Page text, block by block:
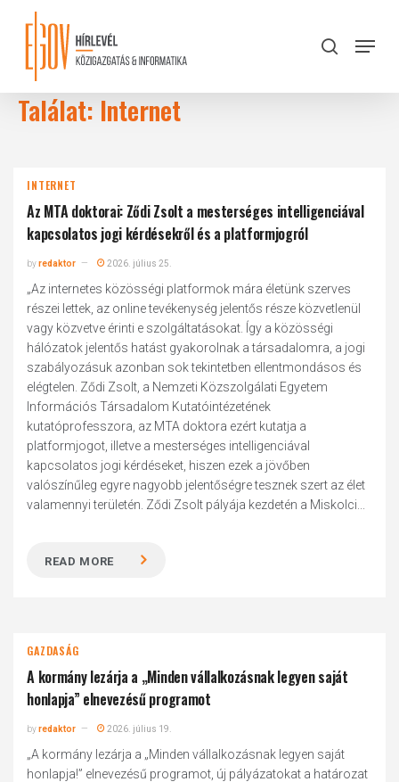
content
search
Menu
Találat: Internet
INTERNET
Az MTA doktorai: Ződi Zsolt a mesterséges intelligenciával
kapcsolatos jogi kérdésekről és a platformjogról
byredaktor 2026. július 25.
„Az internetes közösségi platformok mára életünk szerves
részei lettek, az online tevékenység jelentős része közvetlenül
vagy közvetve érinti e szolgáltatásokat. Így a közösségi
hálózatok jelentős hatást gyakorolnak a társadalomra, a jogi
szabályozásuk azonban sok tekintetben ellentmondásos és
elégtelen. Ződi Zsolt, a Nemzeti Közszolgálati Egyetem
Információs Társadalom Kutatóintézetének
kutatóprofesszora, az MTA doktora ezért kutatja a
platformjogot, illetve a mesterséges intelligenciával
kapcsolatos jogi kérdéseket, hiszen ezek a jövőben
valószínűleg egyre nagyobb jelentőségre tesznek szert az élet
valamennyi területén. Ződi Zsolt pályája kezdetén a Miskolci...
READ MORE
GAZDASÁG
A kormány lezárja a „Minden vállalkozásnak legyen saját
honlapja” elnevezésű programot
byredaktor 2026. július 19.
„A kormány lezárja a „Minden vállalkozásnak legyen saját
honlapja!” elnevezésű programot, új pályázatokat a határozat
Close